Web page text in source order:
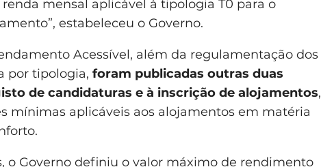
mensal aplicável à tipologia T0 para o
estabeleceu o Governo.
Acessível, além da regulamentação dos
por tipologia, foram publicadas outras duas
de candidaturas e à inscrição de alojamentos,
mínimas aplicáveis aos alojamentos em matéria
o Governo definiu o valor máximo de rendimento